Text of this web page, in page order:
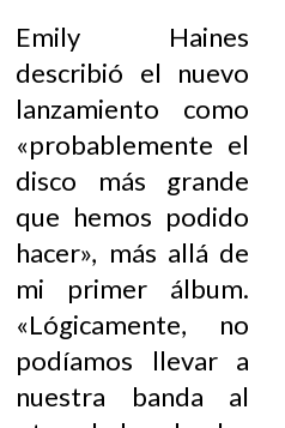
Emily Haines
describió el nuevo
lanzamiento como
«probablemente el
disco más grande
que hemos podido
hacer», más allá de
mi primer álbum.
«Lógicamente, no
podíamos llevar a
nuestra banda al